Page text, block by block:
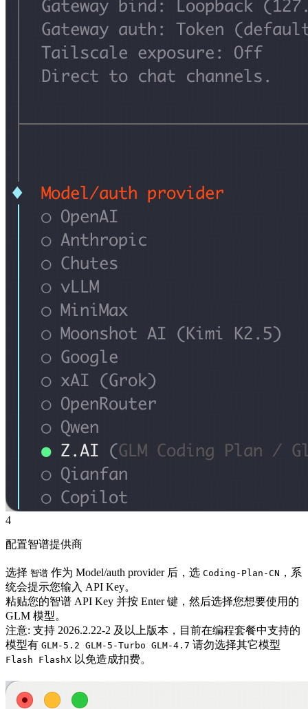
4
配置智谱提供商
选择 智谱 作为 Model/auth provider 后，选 Coding-Plan-CN ，系
统会提示您输入 API Key。
粘贴您的智谱 API Key 并按 Enter 键，然后选择您想要使用的
GLM 模型。
注意: 支持 2026.2.22-2 及以上版本，目前在编程套餐中支持的
模型有 GLM-5.2 GLM-5-Turbo GLM-4.7 请勿选择其它模型
Flash FlashX 以免造成扣费。